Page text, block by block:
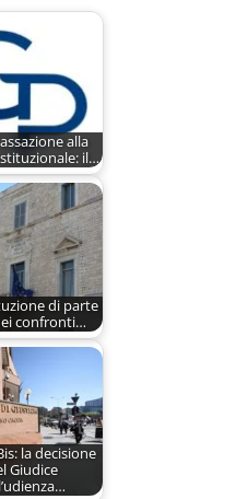
alla
il…
di parte
confronti…
la decisione
Giudice